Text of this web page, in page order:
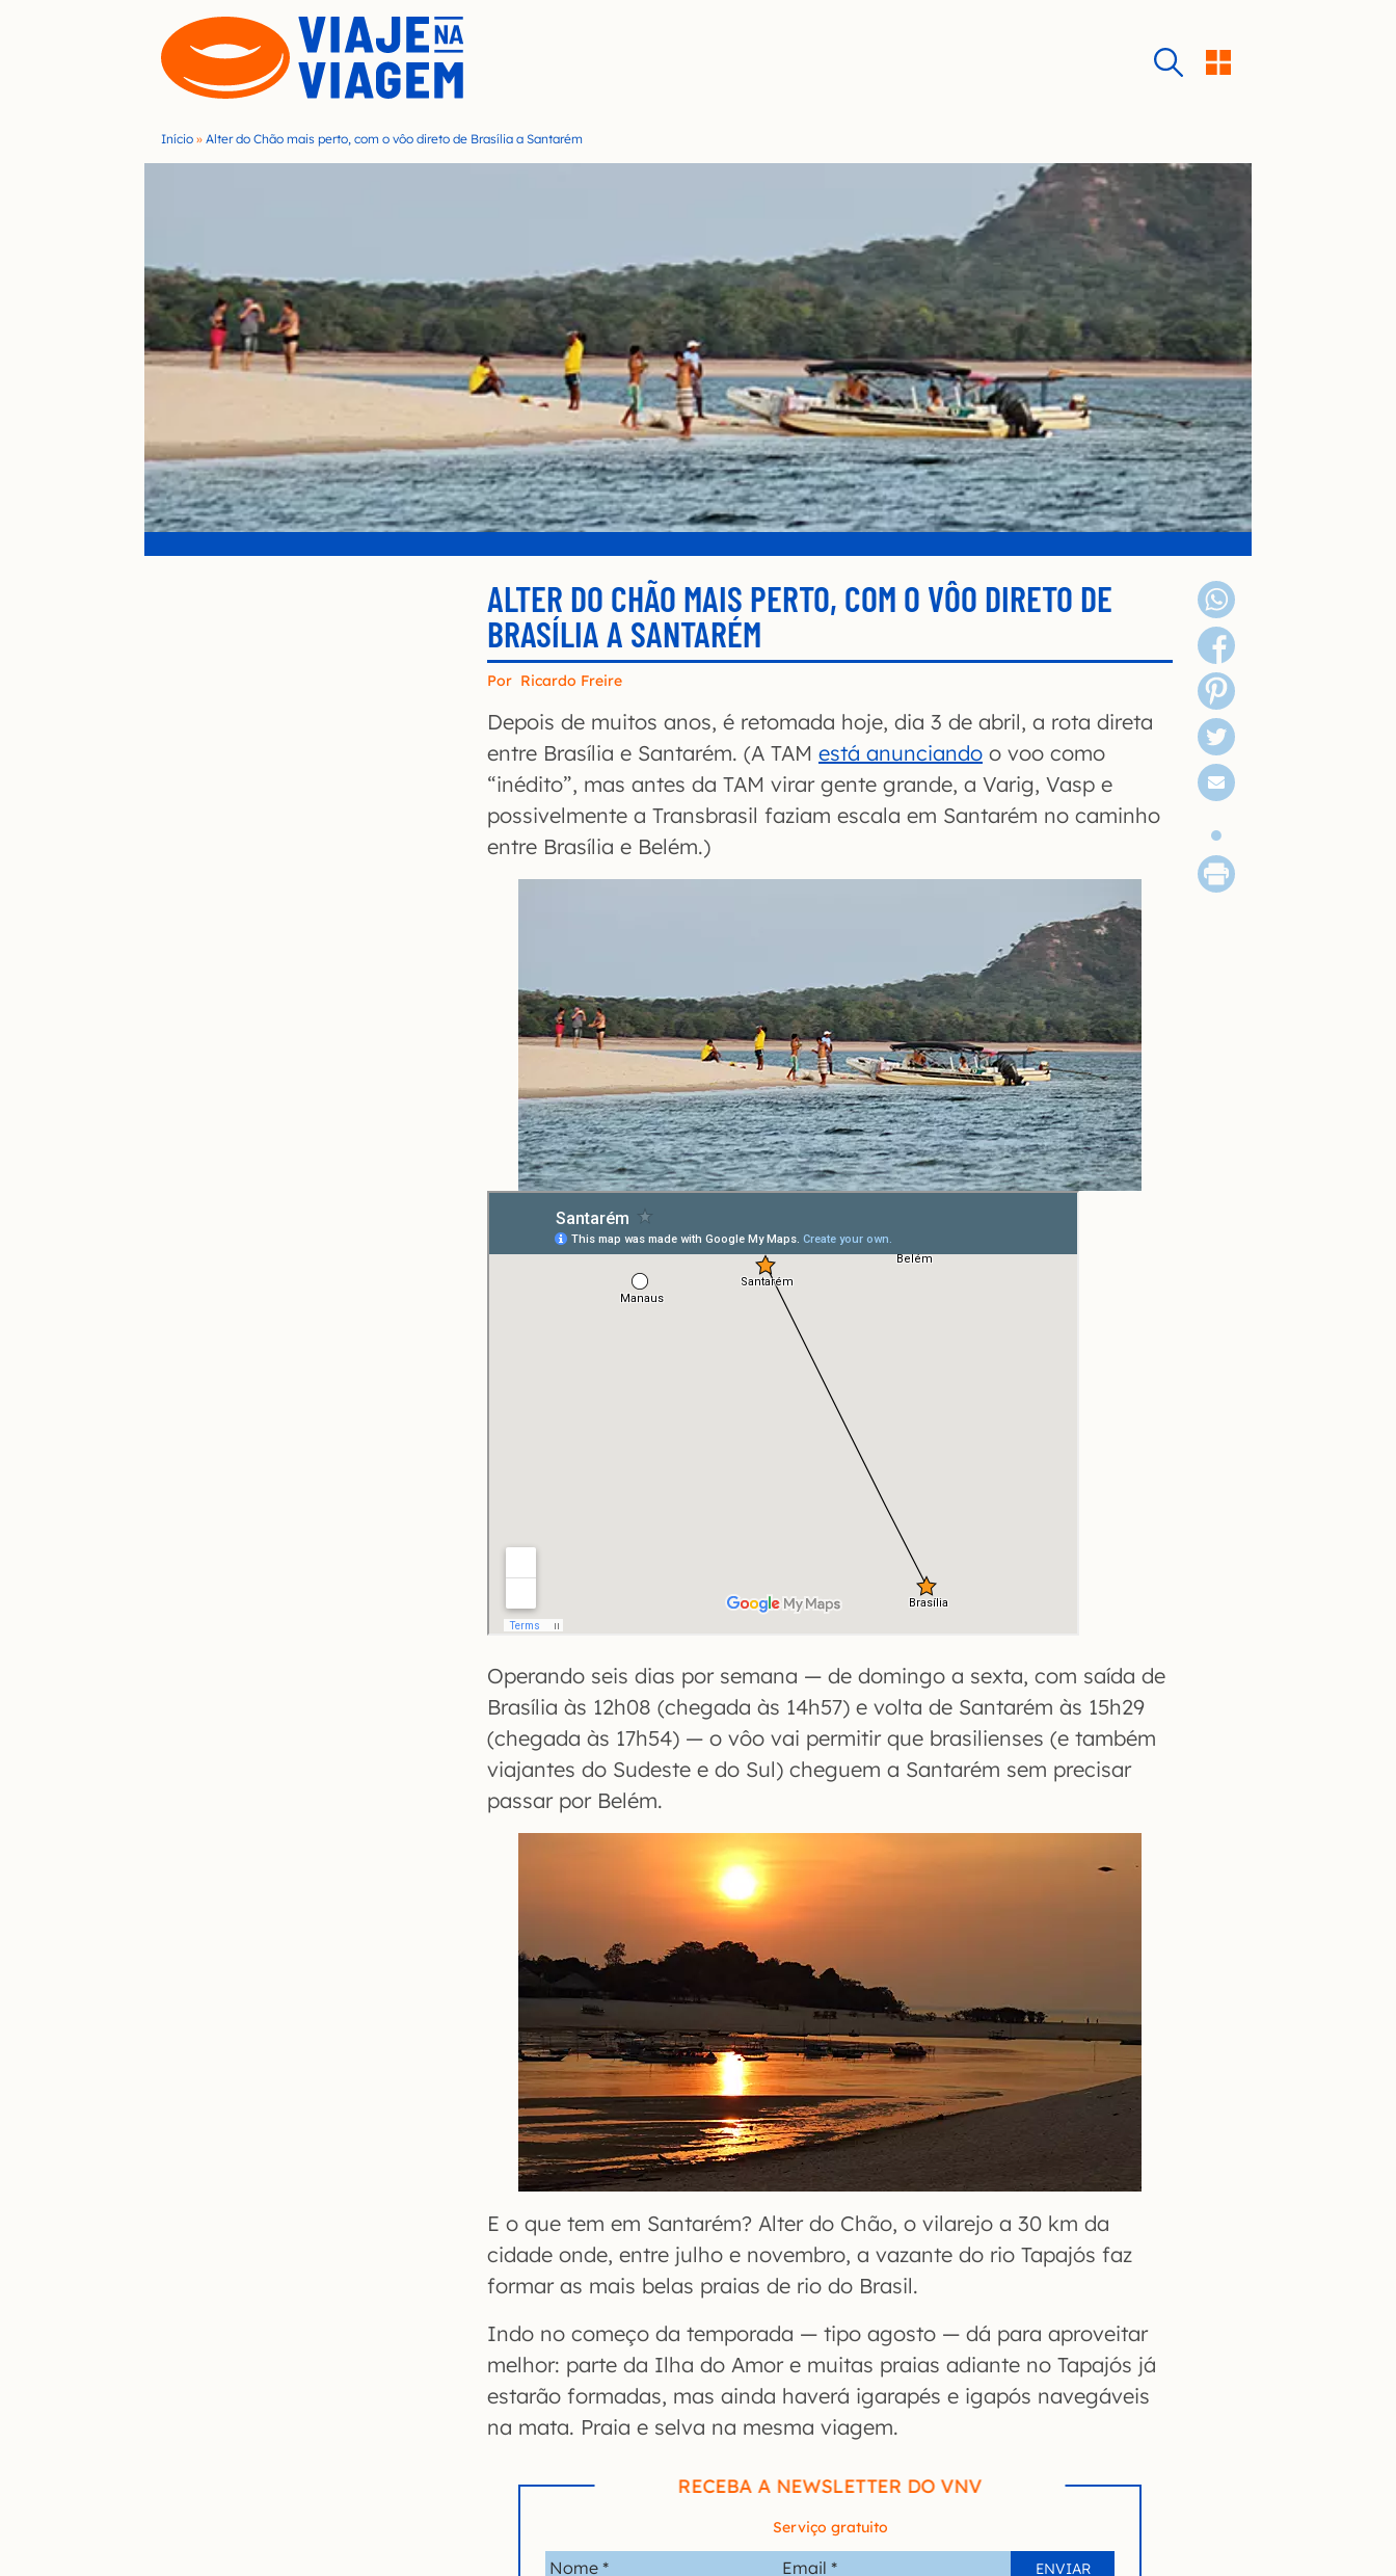
Início » Alter do Chão mais perto, com o vôo direto de Brasília a Santarém
ALTER DO CHÃO MAIS PERTO, COM O VÔO DIRETO DE
BRASÍLIA A SANTARÉM
Por Ricardo Freire
Depois de muitos anos, é retomada hoje, dia 3 de abril, a rota direta
entre Brasília e Santarém. (A TAM está anunciando o voo como
“inédito”, mas antes da TAM virar gente grande, a Varig, Vasp e
possivelmente a Transbrasil faziam escala em Santarém no caminho
entre Brasília e Belém.)
Operando seis dias por semana — de domingo a sexta, com saída de
Brasília às 12h08 (chegada às 14h57) e volta de Santarém às 15h29
(chegada às 17h54) — o vôo vai permitir que brasilienses (e também
viajantes do Sudeste e do Sul) cheguem a Santarém sem precisar
passar por Belém.
E o que tem em Santarém? Alter do Chão, o vilarejo a 30 km da
cidade onde, entre julho e novembro, a vazante do rio Tapajós faz
formar as mais belas praias de rio do Brasil.
Indo no começo da temporada — tipo agosto — dá para aproveitar
melhor: parte da Ilha do Amor e muitas praias adiante no Tapajós já
estarão formadas, mas ainda haverá igarapés e igapós navegáveis
na mata. Praia e selva na mesma viagem.
RECEBA A NEWSLETTER DO VNV
Serviço gratuito